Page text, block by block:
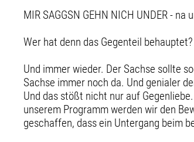
MIR SAGGSN GEHN NICH UNDER - na
Wer hat denn das Gegenteil
Und immer wieder. Der Sachse sollte
Sachse immer noch da. Und genialer
Und das stößt nicht nur auf
unserem Programm werden wir den
geschaffen, dass ein Untergang beim